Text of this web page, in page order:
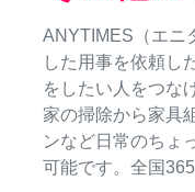
ANYTIMES（エニ
した用事を依頼し
をしたい人をつな
家の掃除から家具
ンなど日常のちょ
可能です。全国